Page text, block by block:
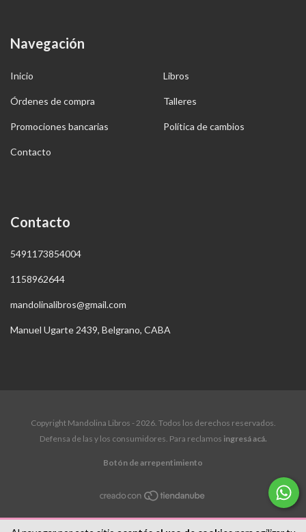
Navegación
Inicio Libros
Órdenes de compra Talleres
Promociones bancarias Política de cambios
Contacto
Contacto
5491173854004
1158962644
mandolinalibros@gmail.com
Manuel Ugarte 2439, Belgrano, CABA
Copyright Mandolina Libros - 2026. Todos los derechos reservados.
Defensa de las y los consumidores. Para reclamos ingresá acá.
Botón de arrepentimiento